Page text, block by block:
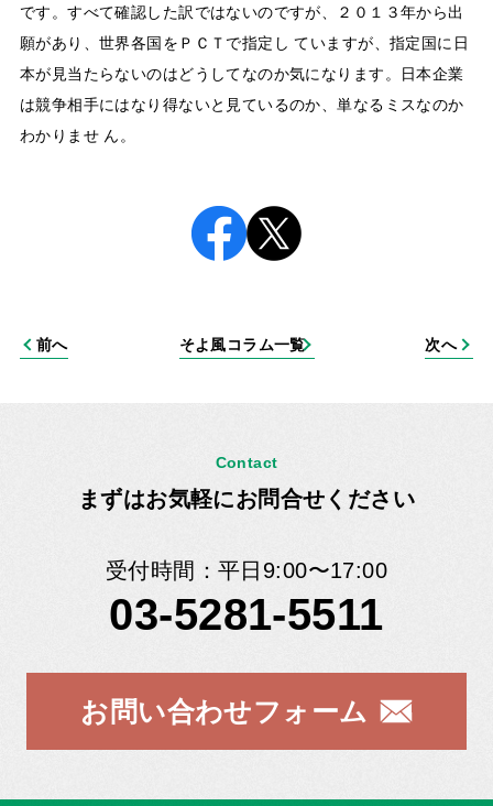
です。すべて確認した訳ではないのですが、２０１３年から出
願があり、世界各国をＰＣＴで指定し ていますが、指定国に日
本が見当たらないのはどうしてなのか気になります。日本企業
は競争相手にはなり得ないと見ているのか、単なるミスなのか
わかりませ ん。
前へ そよ風コラム一覧 次へ
Contact
まずはお気軽にお問合せください
受付時間：平日9:00〜17:00
03-5281-5511
お問い合わせフォーム